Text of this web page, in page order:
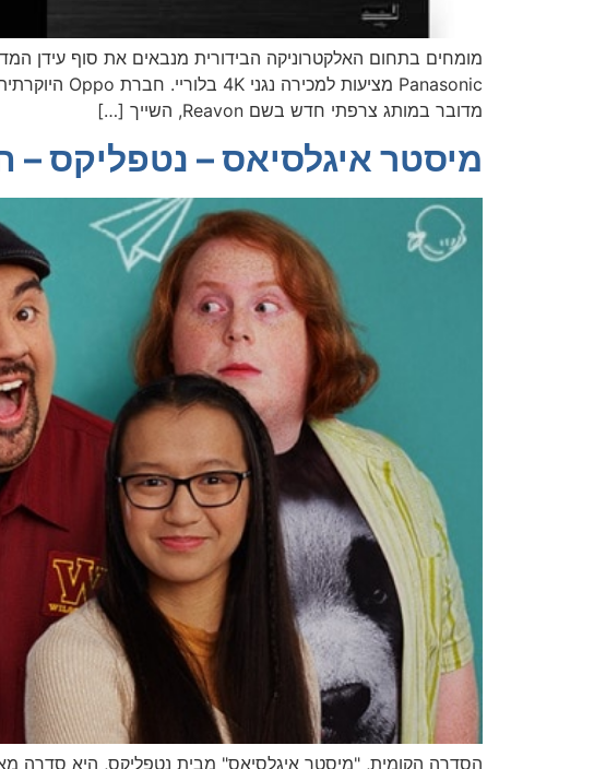
מדובר במותג צרפתי חדש בשם Reavon, השייך […]
מיסטר איגלסיאס – נטפליקס –